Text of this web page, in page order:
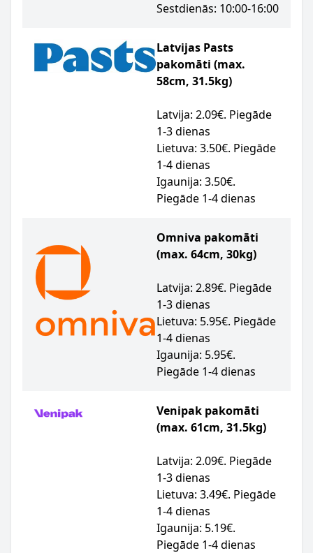
Sestdienās: 10:00-16:00
Latvijas Pasts
pakomāti (max.
58cm, 31.5kg)
Latvija: 2.09€. Piegāde
1-3 dienas
Lietuva: 3.50€. Piegāde
1-4 dienas
Igaunija: 3.50€.
Piegāde 1-4 dienas
Omniva pakomāti
(max. 64cm, 30kg)
Latvija: 2.89€. Piegāde
1-3 dienas
Lietuva: 5.95€. Piegāde
1-4 dienas
Igaunija: 5.95€.
Piegāde 1-4 dienas
Venipak pakomāti
(max. 61cm, 31.5kg)
Latvija: 2.09€. Piegāde
1-3 dienas
Lietuva: 3.49€. Piegāde
1-4 dienas
Igaunija: 5.19€.
Piegāde 1-4 dienas